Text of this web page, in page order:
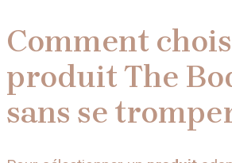
Comment
produit The
sans se